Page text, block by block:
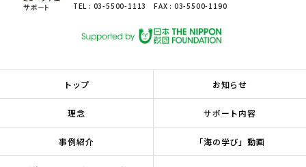
TEL : 03-5500-1113 FAX : 03-5500-1190
トップ お知らせ
理念 サポート内容
事例紹介 「海の学び」動画